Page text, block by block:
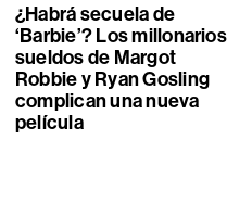
¿Habrá secuela de
‘Barbie’? Los millonarios
sueldos de Margot
Robbie y Ryan Gosling
complican una nueva
película